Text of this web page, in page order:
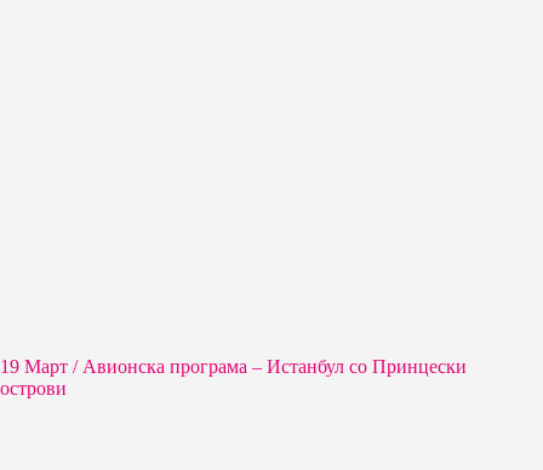
19 Март / Aвионска програма – Истанбул со Принцески
острови